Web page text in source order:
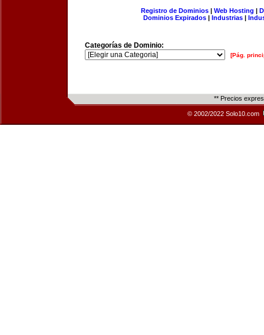
Registro de Dominios| Web Hosting |
Dominios Expirados | Industrias |
Categorías de Dominio:
[Pág.
** Precios
© 2002/2022 Solo10.com